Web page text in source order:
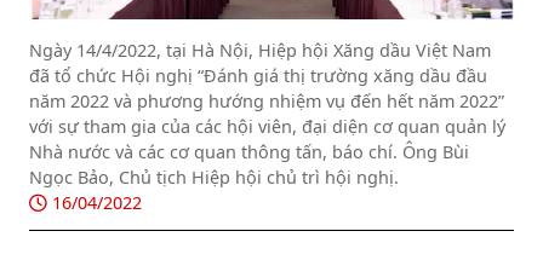
Ngày 14/4/2022, tại Hà Nội, Hiệp hội Xăng dầu Việt Nam
đã tổ chức Hội nghị “Đánh giá thị trường xăng dầu đầu
năm 2022 và phương hướng nhiệm vụ đến hết năm 2022”
với sự tham gia của các hội viên, đại diện cơ quan quản lý
Nhà nước và các cơ quan thông tấn, báo chí. Ông Bùi
Ngọc Bảo, Chủ tịch Hiệp hội chủ trì hội nghị.
16/04/2022